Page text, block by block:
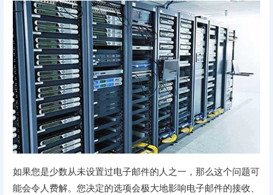
如果您是少数从未设置过电子邮件的人之一，那么这个问题可
能会令人费解。您决定的选项会极大地影响电子邮件的接收、